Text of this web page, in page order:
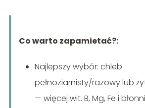
Co warto zapamietać?:
Najlepszy wybór: chleb
pełnoziarnisty/razowy lub
— więcej wit. B, Mg, Fe i